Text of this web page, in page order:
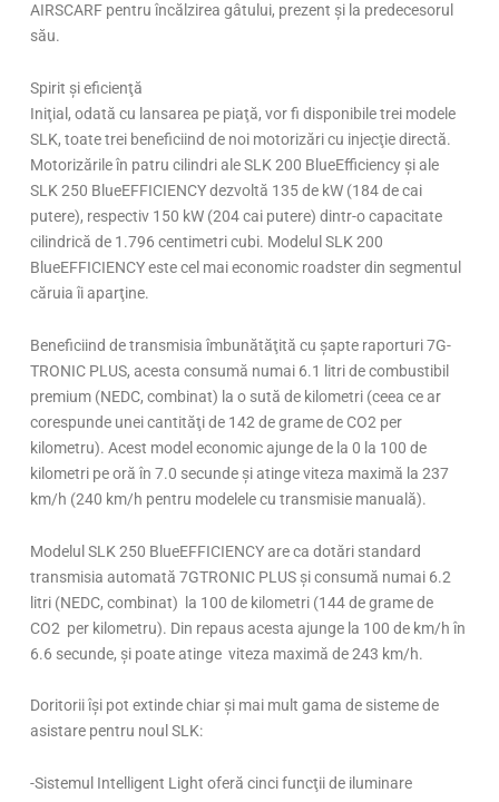
AIRSCARF pentru încălzirea gâtului, prezent şi la predecesorul
său.
Spirit şi eficienţă
Iniţial, odată cu lansarea pe piaţă, vor fi disponibile trei modele
SLK, toate trei beneficiind de noi motorizări cu injecţie directă.
Motorizările în patru cilindri ale SLK 200 BlueEfficiency şi ale
SLK 250 BlueEFFICIENCY dezvoltă 135 de kW (184 de cai
putere), respectiv 150 kW (204 cai putere) dintr-o capacitate
cilindrică de 1.796 centimetri cubi. Modelul SLK 200
BlueEFFICIENCY este cel mai economic roadster din segmentul
căruia îi aparţine.
Beneficiind de transmisia îmbunătăţită cu şapte raporturi 7G-
TRONIC PLUS, acesta consumă numai 6.1 litri de combustibil
premium (NEDC, combinat) la o sută de kilometri (ceea ce ar
corespunde unei cantităţi de 142 de grame de CO2 per
kilometru). Acest model economic ajunge de la 0 la 100 de
kilometri pe oră în 7.0 secunde şi atinge viteza maximă la 237
km/h (240 km/h pentru modelele cu transmisie manuală).
Modelul SLK 250 BlueEFFICIENCY are ca dotări standard
transmisia automată 7GTRONIC PLUS şi consumă numai 6.2
litri (NEDC, combinat) la 100 de kilometri (144 de grame de
CO2 per kilometru). Din repaus acesta ajunge la 100 de km/h în
6.6 secunde, şi poate atinge viteza maximă de 243 km/h.
Doritorii îşi pot extinde chiar şi mai mult gama de sisteme de
asistare pentru noul SLK:
-Sistemul Intelligent Light oferă cinci funcţii de iluminare